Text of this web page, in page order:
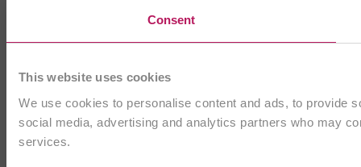
Consent
This website uses cookies
We use cookies to personalise content and ads, to provide
social media, advertising and analytics partners who may
services.